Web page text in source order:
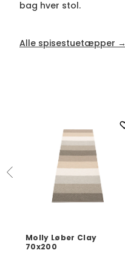
bag hver stol.
Alle spisestuetæpper →
Molly Løber Clay
70x200